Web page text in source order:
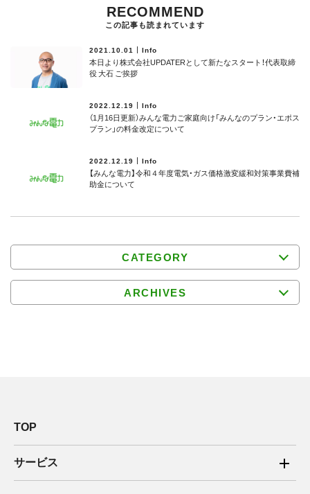
RECOMMEND
この記事も読まれています
2021.10.01 Info
本日より株式会社UPDATERとして新たなスタート！代表取締
役 大石 ご挨拶
2022.12.19 Info
（1月16日更新）みんな電力ご家庭向け「みんなのプラン・エポス
プラン」の料金改定について
2022.12.19 Info
【みんな電力】令和４年度電気・ガス価格激変緩和対策事業費補
助⾦について
CATEGORY
ARCHIVES
TOP
サービス